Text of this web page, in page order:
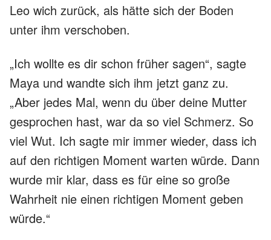
Leo wich zurück, als hätte sich der Boden
unter ihm verschoben.
„Ich wollte es dir schon früher sagen“, sagte
Maya und wandte sich ihm jetzt ganz zu.
„Aber jedes Mal, wenn du über deine Mutter
gesprochen hast, war da so viel Schmerz. So
viel Wut. Ich sagte mir immer wieder, dass ich
auf den richtigen Moment warten würde. Dann
wurde mir klar, dass es für eine so große
Wahrheit nie einen richtigen Moment geben
würde.“